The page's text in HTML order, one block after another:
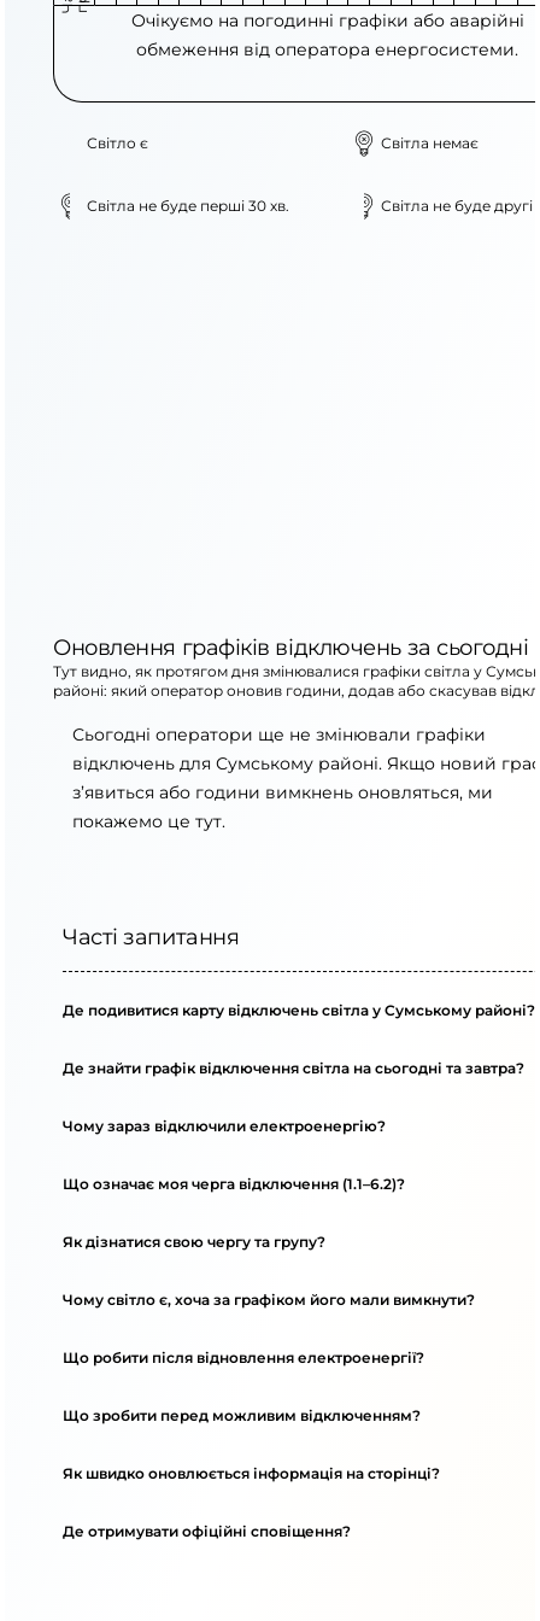
Очікуємо на погодинні графіки або аварійні
обмеження від оператора енергосистеми.
Світло є Світла немає
Світла не буде перші 30 хв. Світла не буде другі
Оновлення графіків відключень за сьогодні
Тут видно, як протягом дня змінювалися графіки світла у
районі: який оператор оновив години, додав або скасував
Сьогодні оператори ще не змінювали графіки
відключень для Сумському районі. Якщо новий
з’явиться або години вимкнень оновляться, ми
покажемо це тут.
Часті запитання
Де подивитися карту відключень світла у Сумському районі?
Де знайти графік відключення світла на сьогодні та завтра?
Чому зараз відключили електроенергію?
Що означає моя черга відключення (1.1–6.2)?
Як дізнатися свою чергу та групу?
Чому світло є, хоча за графіком його мали вимкнути?
Що робити після відновлення електроенергії?
Що зробити перед можливим відключенням?
Як швидко оновлюється інформація на сторінці?
Де отримувати офіційні сповіщення?